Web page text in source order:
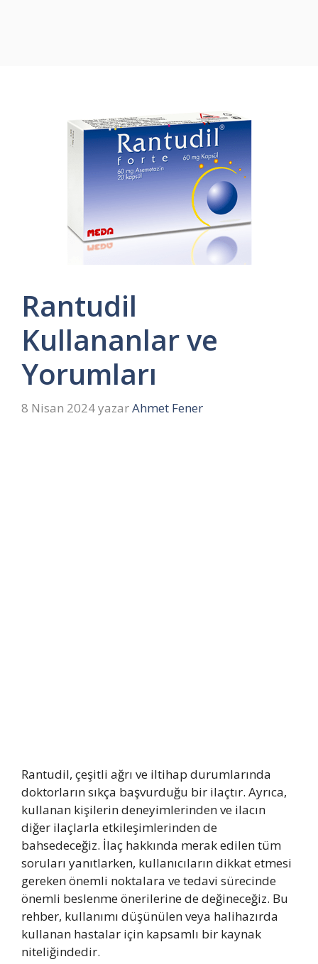
Rantudil
Kullananlar ve
Yorumları
8 Nisan 2024yazarAhmet Fener
Rantudil, çeşitli ağrı ve iltihap durumlarında
doktorların sıkça başvurduğu bir ilaçtır. Ayrıca,
kullanan kişilerin deneyimlerinden ve ilacın
diğer ilaçlarla etkileşimlerinden de
bahsedeceğiz. İlaç hakkında merak edilen tüm
soruları yanıtlarken, kullanıcıların dikkat etmesi
gereken önemli noktalara ve tedavi sürecinde
önemli beslenme önerilerine de değineceğiz. Bu
rehber, kullanımı düşünülen veya halihazırda
kullanan hastalar için kapsamlı bir kaynak
niteliğindedir.